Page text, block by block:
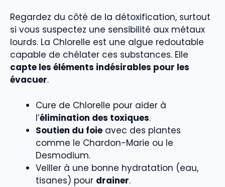
Regardez du côté de la détoxification, surtout
si vous suspectez une sensibilité aux métaux
lourds. La Chlorelle est une algue redoutable
capable de chélater ces substances. Elle
capte les éléments indésirables pour les
évacuer.
Cure de Chlorelle pour aider à
l’élimination des toxiques.
Soutien du foie avec des plantes
comme le Chardon-Marie ou le
Desmodium.
Veiller à une bonne hydratation (eau,
tisanes) pour drainer.